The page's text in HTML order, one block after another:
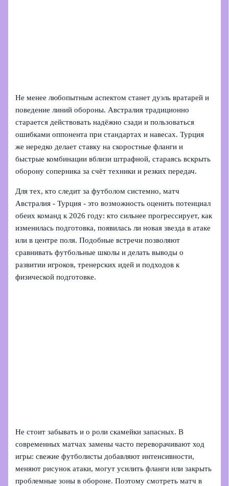
Не менее любопытным аспектом станет дуэль вратарей и
поведение линий обороны. Австралия традиционно
старается действовать надёжно сзади и пользоваться
ошибками оппонента при стандартах и навесах. Турция
же нередко делает ставку на скоростные фланги и
быстрые комбинации вблизи штрафной, стараясь вскрыть
оборону соперника за счёт техники и резких передач.
Для тех, кто следит за футболом системно, матч
Австралия - Турция - это возможность оценить потенциал
обеих команд к 2026 году: кто сильнее прогрессирует, как
изменилась подготовка, появилась ли новая звезда в атаке
или в центре поля. Подобные встречи позволяют
сравнивать футбольные школы и делать выводы о
развитии игроков, тренерских идей и подходов к
физической подготовке.
Не стоит забывать и о роли скамейки запасных. В
современных матчах замены часто переворачивают ход
игры: свежие футболисты добавляют интенсивности,
меняют рисунок атаки, могут усилить фланги или закрыть
проблемные зоны в обороне. Поэтому смотреть матч в